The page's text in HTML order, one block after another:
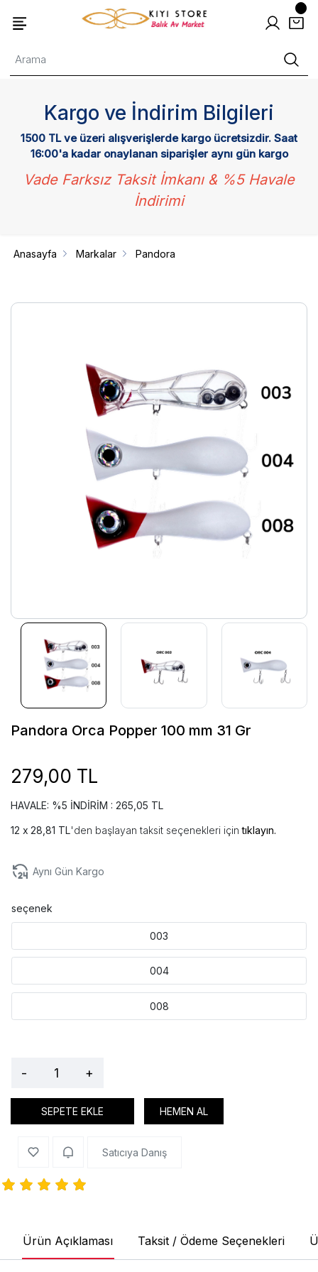
Kargo ve İndirim Bilgileri
1500 TL ve üzeri alışverişlerde kargo ücretsizdir. Saat
16:00'a kadar onaylanan siparişler aynı gün kargo
Vade Farksız Taksit İmkanı & %5 Havale
İndirimi
Anasayfa Markalar Pandora
Pandora Orca Popper 100 mm 31 Gr
279,00 TL
HAVALE: %5 İNDİRİM : 265,05 TL
28,81 TL'den başlayan taksit seçenekleri içintıklayın.
Aynı Gün Kargo
seçenek
003
004
008
- +
SEPETE EKLE HEMEN AL
Satıcıya Danış
Ürün Açıklaması Taksit / Ödeme Seçenekleri